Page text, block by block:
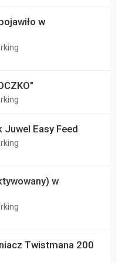
w
Easy Feed
w
Twistmana 200